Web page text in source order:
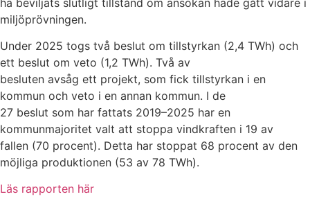
miljöprövningen.
Under 2025 togs två beslut om tillstyrkan (2,4 TWh) och
ett beslut om veto (1,2 TWh). Två av
besluten avsåg ett projekt, som fick tillstyrkan i en
kommun och veto i en annan kommun. I de
27 beslut som har fattats 2019–2025 har en
kommunmajoritet valt att stoppa vindkraften i 19 av
fallen (70 procent). Detta har stoppat 68 procent av den
möjliga produktionen (53 av 78 TWh).
Läs rapporten här